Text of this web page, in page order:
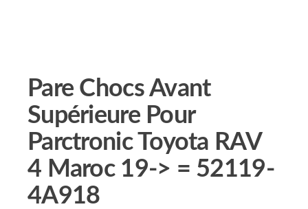
Pare Chocs Avant
Supérieure Pour
Parctronic Toyota RAV
4 Maroc 19-> = 52119-
4A918